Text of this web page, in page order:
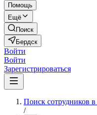
Помощь
Ещё
Поиск
Бердск
Войти
Войти
Зарегистрироваться
Поиск сотрудников в
/